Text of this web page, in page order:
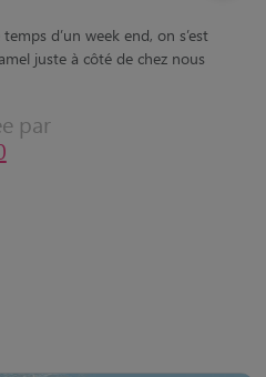
d’un week end, on s’est
juste à côté de chez nous
par